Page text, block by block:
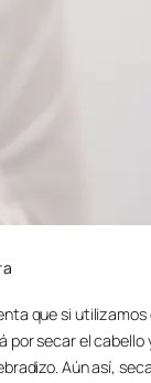
que si utilizamos
secar el cabello
Aún así,